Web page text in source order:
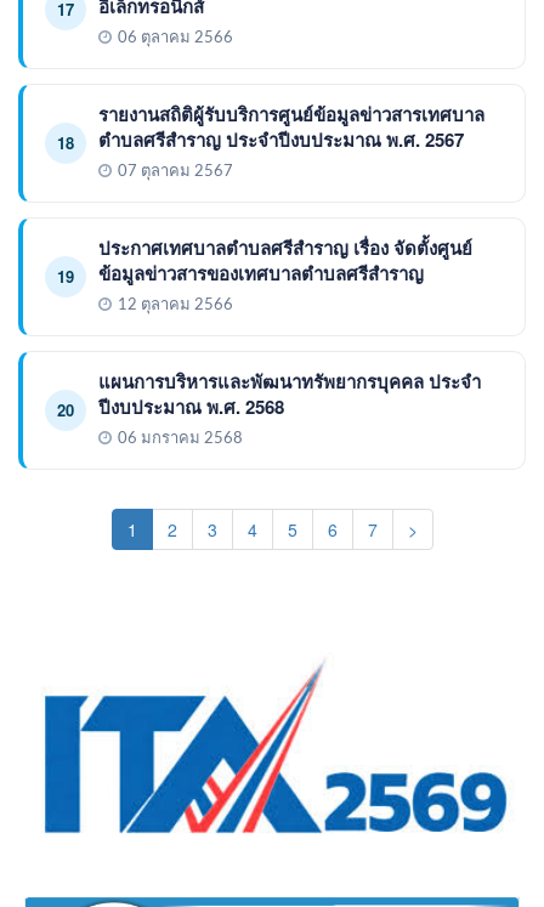
17 อิเล็กทรอนิกส์
06 ตุลาคม 2566
18
รายงานสถิติผู้รับบริการศูนย์ข้อมูลข่าวสารเทศบาล
ตำบลศรีสำราญ ประจำปีงบประมาณ พ.ศ. 2567
07 ตุลาคม 2567
19
ประกาศเทศบาลตำบลศรีสำราญ เรื่อง จัดตั้งศูนย์
ข้อมูลข่าวสารของเทศบาลตำบลศรีสำราญ
12 ตุลาคม 2566
20
แผนการบริหารและพัฒนาทรัพยากรบุคคล ประจำ
ปีงบประมาณ พ.ศ. 2568
06 มกราคม 2568
1 (current)
2 3 4 5 6 7 >